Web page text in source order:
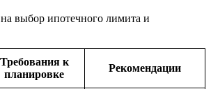
выбор ипотечного лимита и
Требования к
планировке
Рекомендации